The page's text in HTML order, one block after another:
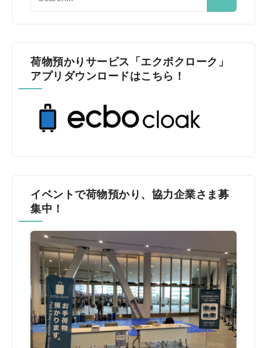
荷物預かりサービス「エクボクローク」
アプリダウンロードはこちら！
イベントで荷物預かり、協力企業さま募
集中！